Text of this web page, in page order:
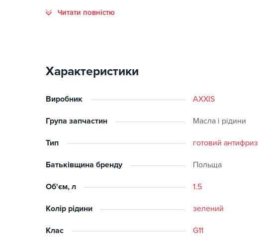
Читати повністю
Характеристики
Виробник AXXIS
Група запчастин Масла і рідини
Тип готовий антифриз
Батьківщина бренду Польща
Об'єм, л 1.5
Колір рідини зелений
Клас G11